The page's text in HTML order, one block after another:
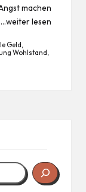
machen
lesen
Geld
Wohlstand